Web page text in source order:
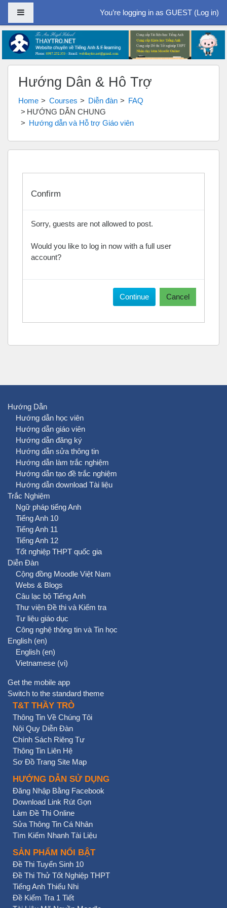
Skip to main content
You’re logging in as GUEST (Log in)
Hướng Dẫn & Hỗ Trợ
Home Courses Diễn đàn
FAQ
HƯỚNG DẪN CHUNG
Hướng dẫn và Hỗ trợ Giáo viên
Confirm
Sorry, guests are not allowed to post.
Would you like to log in now with a full user
account?
Continue Cancel
Hướng Dẫn
Hướng dẫn học viên
Hướng dẫn giáo viên
Hướng dẫn đăng ký
Hướng dẫn sửa thông tin
Hướng dẫn làm trắc nghiệm
Hướng dẫn tạo đề trắc nghiệm
Hướng dẫn download Tài liệu
Trắc Nghiệm
Ngữ pháp tiếng Anh
Tiếng Anh 10
Tiếng Anh 11
Tiếng Anh 12
Tốt nghiệp THPT quốc gia
Diễn Đàn
Cộng đồng Moodle Việt Nam
Webs & Blogs
Câu lạc bộ Tiếng Anh
Thư viện Đề thi và Kiểm tra
Tư liệu giáo dục
Công nghệ thông tin và Tin học
English ‎(en)‎
English ‎(en)‎
Vietnamese ‎(vi)‎
Get the mobile app
Switch to the standard theme
T&T THẦY TRÒ
Thông Tin Về Chúng Tôi
Nội Quy Diễn Đàn
Chính Sách Riêng Tư
Thông Tin Liên Hệ
Sơ Đồ Trang Site Map
HƯỚNG DẪN SỬ DỤNG
Đăng Nhập Bằng Facebook
Download Link Rút Gọn
Làm Đề Thi Online
Sửa Thông Tin Cá Nhân
Tìm Kiếm Nhanh Tài Liệu
SẢN PHẨM NỔI BẬT
Đề Thi Tuyển Sinh 10
Đề Thi Thử Tốt Nghiệp THPT
Tiếng Anh Thiếu Nhi
Đề Kiểm Tra 1 Tiết